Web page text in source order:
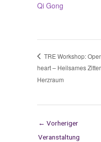
Qi Gong
TRE Workshop:
heart – Heilsames
Herzraum
← Vorheriger
Veranstaltung